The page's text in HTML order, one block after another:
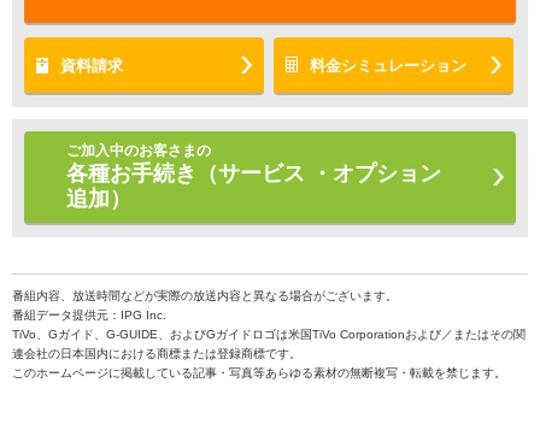
資料請求 料金シミュレーション
ご加入中のお客さまの
各種お手続き（サービス ・オプション
追加）
番組内容、放送時間などが実際の放送内容と異なる場合がございます。
番組データ提供元：IPG Inc.
TiVo、Gガイド、G-GUIDE、およびGガイドロゴは米国TiVo Corporationおよび／またはその関
連会社の日本国内における商標または登録商標です。
このホームページに掲載している記事・写真等あらゆる素材の無断複写・転載を禁じます。